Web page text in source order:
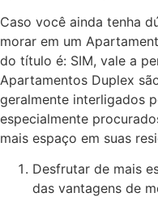
Caso você ainda tenha
morar em um
do título é: SIM, vale a
Apartamentos Duplex
geralmente interligados
especialmente
mais espaço em suas
Desfrutar de mais
das vantagens de